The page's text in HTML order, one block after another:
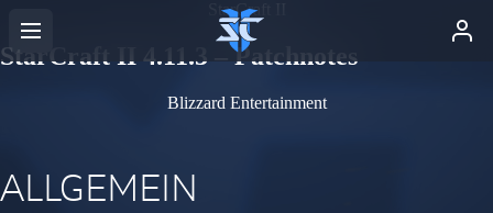
StarCraft II
StarCraft II 4.11.3 – Patchnotes
Blizzard Entertainment
ALLGEMEIN